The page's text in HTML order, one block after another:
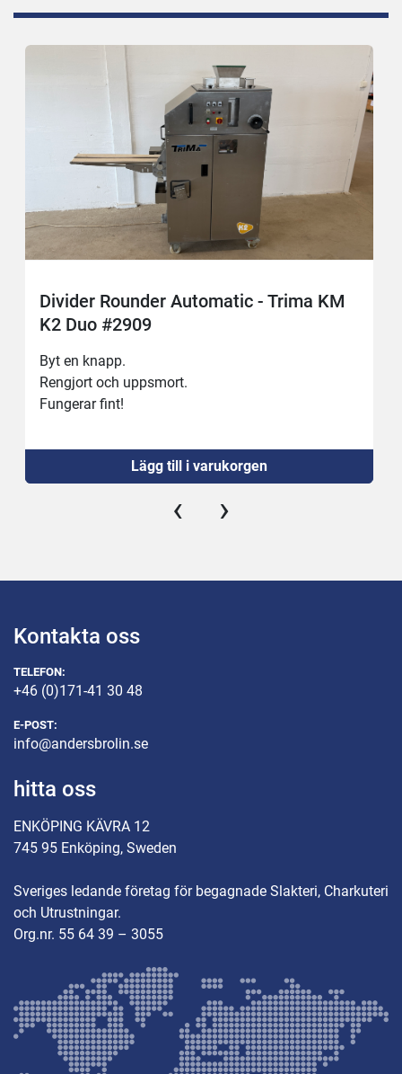
Divider Rounder Automatic - Trima KM
K2 Duo #2909
Byt en knapp.
Rengjort och uppsmort.
Fungerar fint!
Lägg till i varukorgen
‹ ›
Kontakta oss
TELEFON:
+46 (0)171-41 30 48
E-POST:
info@andersbrolin.se
hitta oss
ENKÖPING KÄVRA 12
745 95 Enköping, Sweden
Sveriges ledande företag för begagnade Slakteri, Charkuteri
och Utrustningar.
Org.nr. 55 64 39 – 3055